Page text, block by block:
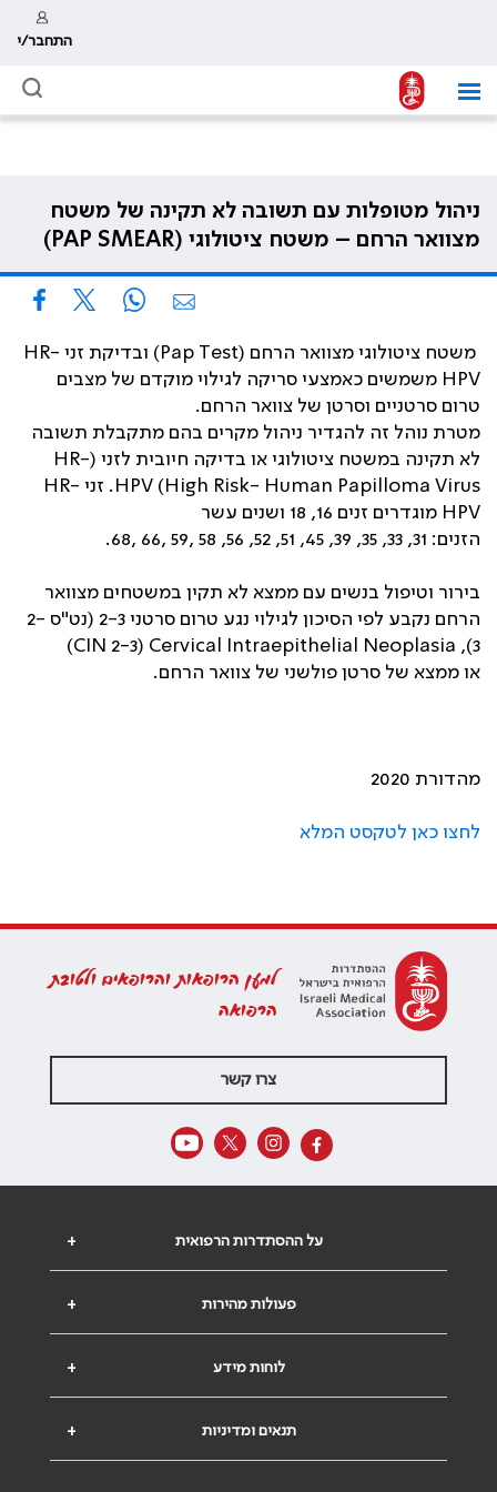
התחבר/י
ניהול מטופלות עם תשובה לא תקינה של משטח
מצוואר הרחם – משטח ציטולוגי (PAP SMEAR)
משטח ציטולוגי מצוואר הרחם (Pap Test) ובדיקת זני HR-
HPV משמשים כאמצעי סריקה לגילוי מוקדם של מצבים
טרום סרטניים וסרטן של צוואר הרחם.
מטרת נוהל זה להגדיר ניהול מקרים בהם מתקבלת תשובה
לא תקינה במשטח ציטולוגי או בדיקה חיובית לזני (HR-
HPV (High Risk- Human Papilloma Virus. זני HR-
HPV מוגדרים זנים 16, 18 ושנים עשר
הזנים: 31, 33, 35, 39, 45, 51, 52, 56, 58 ,59 ,66 ,68.
בירור וטיפול בנשים עם ממצא לא תקין במשטחים מצוואר
הרחם נקבע לפי הסיכון לגילוי נגע טרום סרטני 2-3 (נט"ס 2-
3), CIN 2-3) Cervical Intraepithelial Neoplasia)
או ממצא של סרטן פולשני של צוואר הרחם.
מהדורת 2020
לחצו כאן לטקסט המלא
למען הרופאות והרופאים ולטובת
הרפואה
צרו קשר
+ על ההסתדרות הרפואית
+ פעולות מהירות
+ לוחות מידע
+ תנאים ומדיניות